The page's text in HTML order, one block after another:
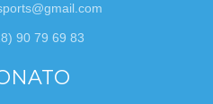
90 79 69 83